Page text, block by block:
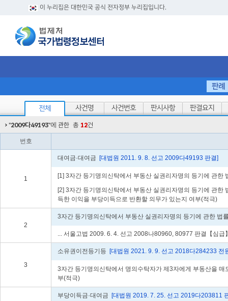
이 누리집은 대한민국 공식 전자정부 누리집입니다.
판례
전체 사건명 사건번호 판시사항 판결요지
"2009다49193"에 관한 총 12건
번호
1
대여금·대여금 [대법원 2011. 9. 8. 선고 2009다49193 판결]
[1] 3자간 등기명의신탁에서 부동산 실권리자명의 등기에 관
[2] 3자간 등기명의신탁에서 부동산 실권리자명의 등기에 관
득한 이익을 부당이득으로 반환할 의무가 있는지 여부(적극)
2
3자간 등기명의신탁에서 부동산 실권리자명의 등기에 관한
... 서울고법 2009. 6. 4. 선고 2008나80960, 80977 판결【심
3
소유권이전등기등 [대법원 2021. 9. 9. 선고 2018다284233 전
3자간 등기명의신탁에서 명의수탁자가 제3자에게 부동산을
부(적극)
부당이득금·대여금 [대법원 2019. 7. 25. 선고 2019다203811